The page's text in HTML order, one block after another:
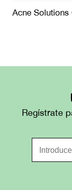
Acne Solutions
Regístrate